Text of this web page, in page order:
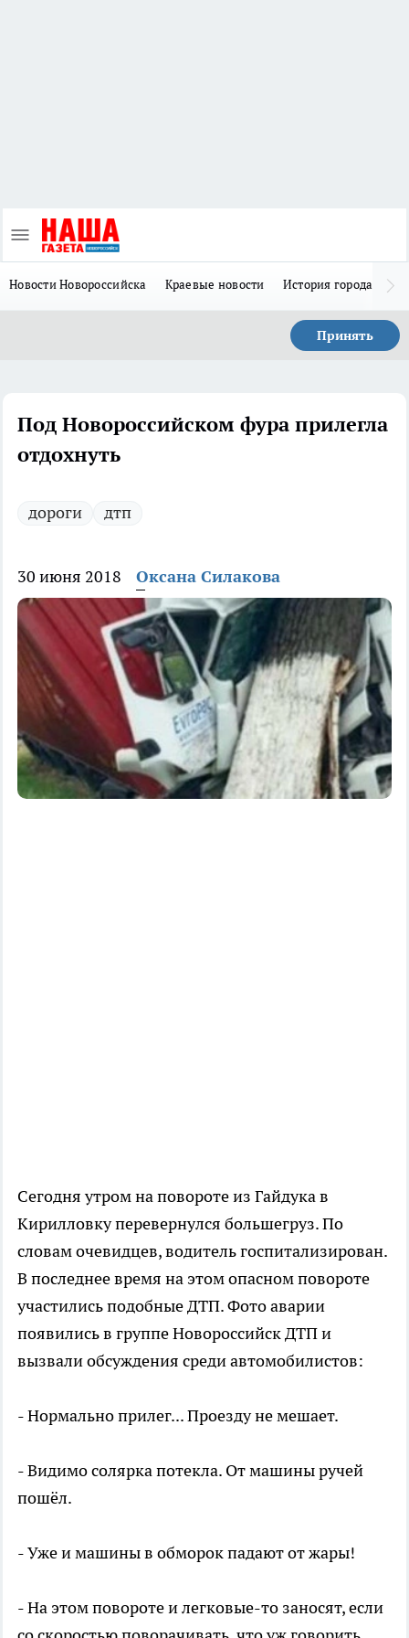
Новости Новороссийска Краевые новости История города Н
Принять
Под Новороссийском фура прилегла
отдохнуть
дороги дтп
30 июня 2018 Оксана Силакова
Сегодня утром на повороте из Гайдука в
Кирилловку перевернулся большегруз. По
словам очевидцев, водитель госпитализирован.
В последнее время на этом опасном повороте
участились подобные ДТП. Фото аварии
появились в группе Новороссийск ДТП и
вызвали обсуждения среди автомобилистов:
- Нормально прилег... Проезду не мешает.
- Видимо солярка потекла. От машины ручей
пошёл.
- Уже и машины в обморок падают от жары!
- На этом повороте и легковые-то заносят, если